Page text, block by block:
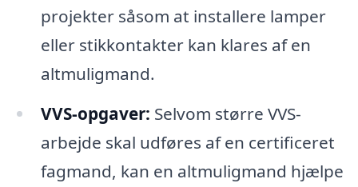
projekter såsom at installere lamper
eller stikkontakter kan klares af en
altmuligmand.
VVS-opgaver: Selvom større VVS-
arbejde skal udføres af en certificeret
fagmand, kan en altmuligmand hjælpe